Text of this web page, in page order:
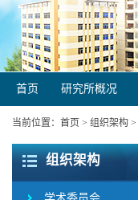
首页 研究所概况
当前位置： 首页 > 组织架构 >
组织架构